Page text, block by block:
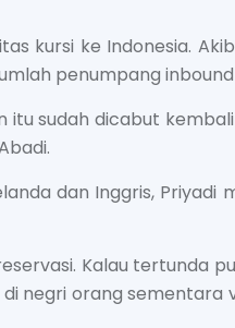
kursi ke Indonesia.
penumpang
sudah dicabut
dan Inggris, Priyadi
Kalau tertunda
negri orang sementara